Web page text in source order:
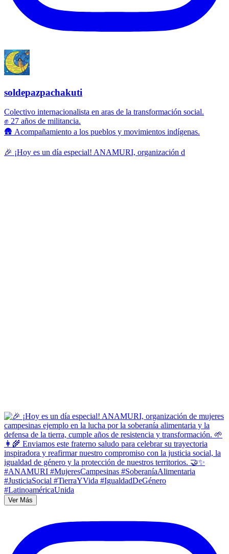
soldepazpachakuti
Colectivo internacionalista en aras de la transformación social.
✊ 27 años de militancia.
🛖 Acompañamiento a los pueblos y movimientos indígenas.
🎉 ¡Hoy es un día especial! ANAMURI, organización d
Ver Más